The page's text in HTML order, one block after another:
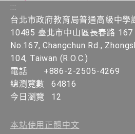
:::
台北市政府教育局普通高級中學
10485 臺北市中山區長春路 167
No.167, Changchun Rd.,
104, Taiwan (R.O.C.)
電話
+886-2-2505-4269
總瀏覽數
64816
今日瀏覽
12
本站使用正體中文